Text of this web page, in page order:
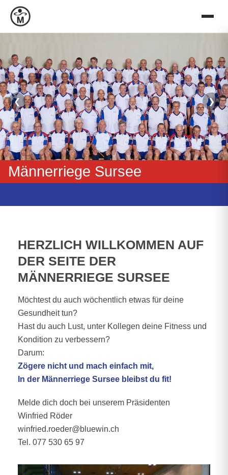
Männerriege Sursee
❮ ❯
HERZLICH WILLKOMMEN AUF
DER SEITE DER
MÄNNERRIEGE SURSEE
Möchtest du auch wöchentlich etwas für deine
Gesundheit tun?
Hast du auch Lust, unter Kollegen deine Fitness und
Kondition zu verbessern?
Darum:
Zögere nicht und mach einfach mit,
In der Männerriege Sursee bleibst du fit!
Melde dich doch bei unserem Präsidenten
Winfried Röder
winfried.roeder@bluewin.ch
Tel. 077 530 65 97